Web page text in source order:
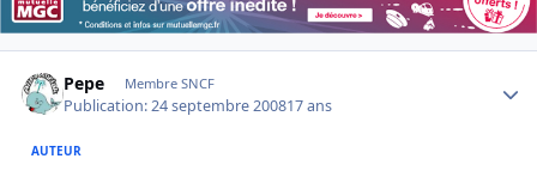
Pepe Membre SNCF
Publication:24 septembre 200817 ans
AUTEUR